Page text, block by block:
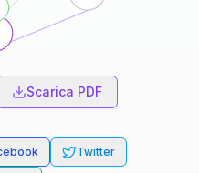
Scarica PDF
Twitter